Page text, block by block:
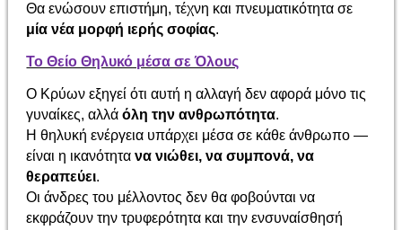
Θα ενώσουν επιστήμη, τέχνη και πνευματικότητα σε
μία νέα μορφή ιερής σοφίας.
Το Θείο Θηλυκό μέσα σε Όλους
Ο Κρύων εξηγεί ότι αυτή η αλλαγή δεν αφορά μόνο τις
γυναίκες, αλλάόλη την ανθρωπότητα.
Η θηλυκή ενέργεια υπάρχει μέσα σε κάθε άνθρωπο —
είναι η ικανότητανα νιώθει, να συμπονά, να
θεραπεύει.
Οι άνδρες του μέλλοντος δεν θα φοβούνται να
εκφράζουν την τρυφερότητα και την ενσυναίσθησή